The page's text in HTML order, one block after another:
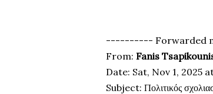
---------- Forwarded
From: Fanis
Date: Sat, Nov 1, 2025
Subject: Πολιτικός